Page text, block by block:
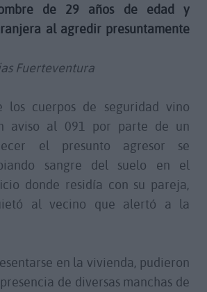
de 29 años de edad y
al agredir presuntamente
Fuerteventura
los cuerpos de seguridad vino
aviso al 091 por parte de un
el presunto agresor se
sangre del suelo en el
donde residía con su pareja,
al vecino que alertó a la
en la vivienda, pudieron
de diversas manchas de